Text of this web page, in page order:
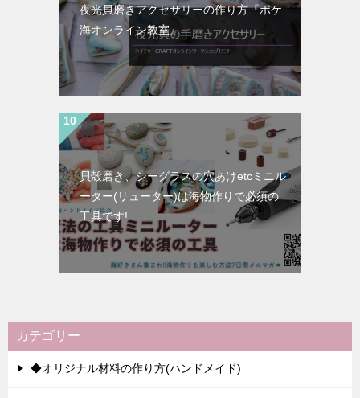
夜光貝磨きアクセサリーの作り方『ポケ
海オンライン教室』
貝殻磨き、シーグラスの穴あけetcミニル
ーター(リューター)は海物作りで必須の
工具です!
カテゴリー
◆オリジナル材料の作り方(ハンドメイド)